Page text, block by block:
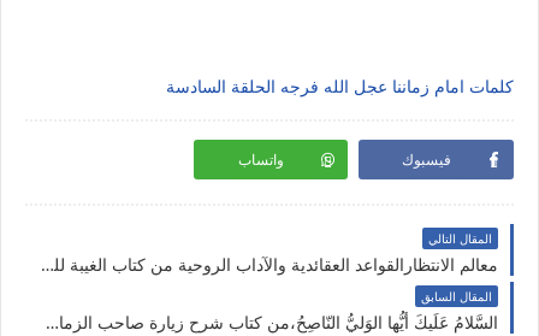
كلمات امام زماننا عجل الله فرجه الحلقة السادسة
فيسبوك واتساب
المقال التالي
معالم الانتظارالقواعد العقائدية والآداب الروحية من كتاب الغيبة للنعماني رحمه الله الباب السابع
المقال السابق
السَّلامُ عَلَيكَ أيُّها الوَليُّ النّاصِحُ،من كتاب شرح زيارة صاحب الزمان عجل الله فرجه يوم الجمعةالسَّلامُ عَلَيكَ أيُّها الوَليُّ النّاصِحُ،